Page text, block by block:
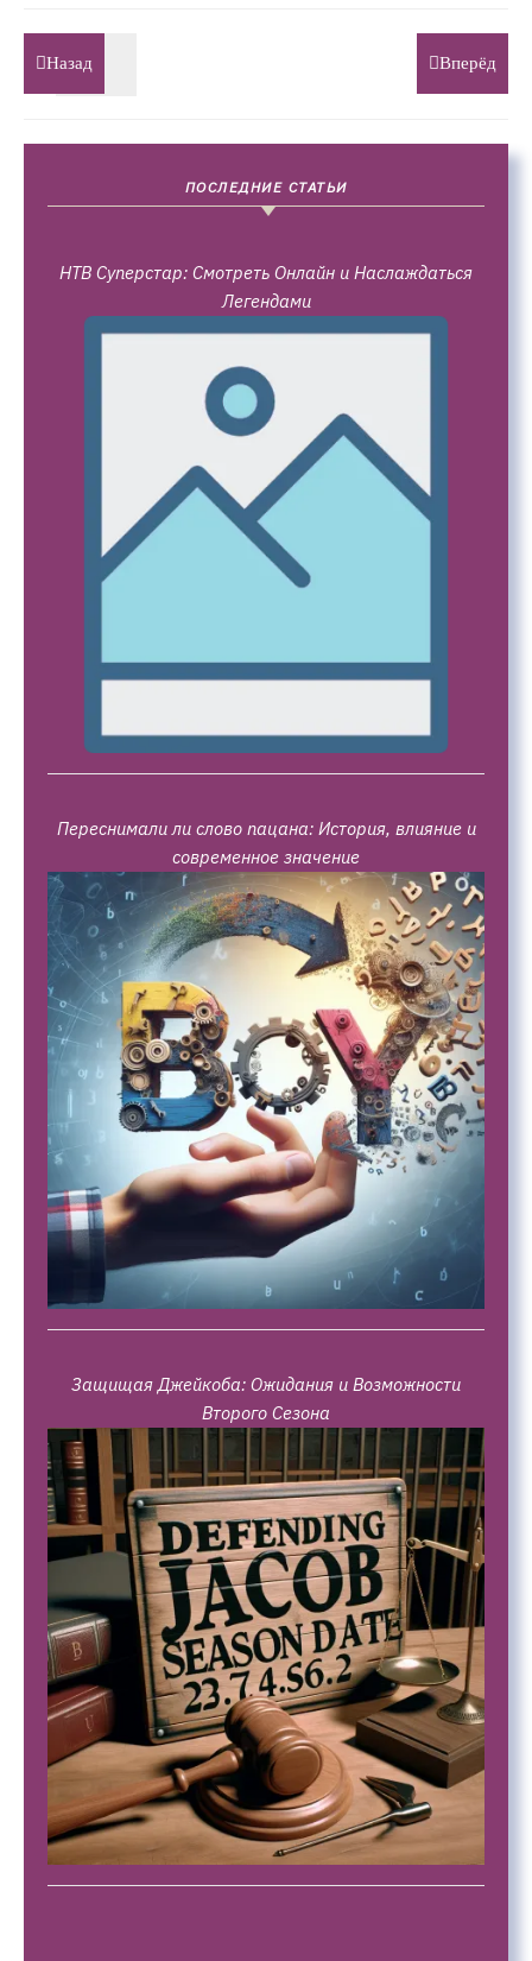
Назад Вперёд
ПОСЛЕДНИЕ СТАТЬИ
НТВ Суперстар: Смотреть Онлайн и Наслаждаться
Легендами
Переснимали ли слово пацана: История, влияние и
современное значение
Защищая Джейкоба: Ожидания и Возможности
Второго Сезона